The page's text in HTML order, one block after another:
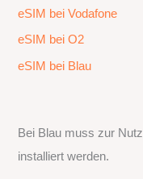
eSIM bei Vodafone
eSIM bei O2
eSIM bei Blau
Bei Blau muss zur
installiert werden.